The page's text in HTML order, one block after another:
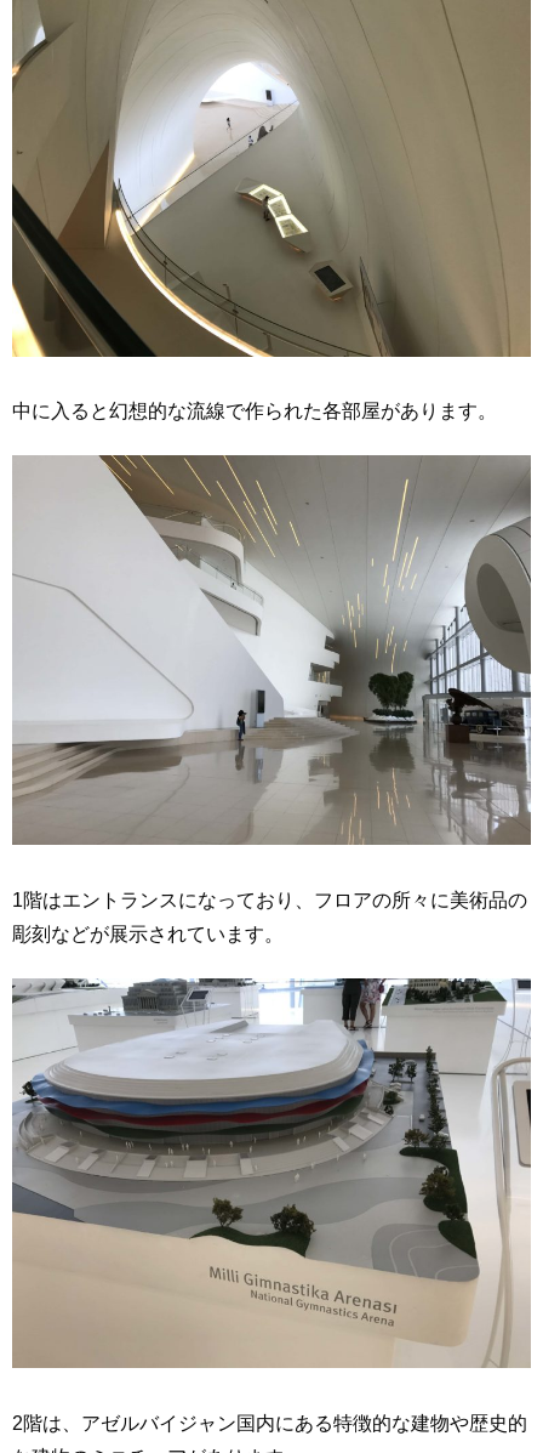
中に入ると幻想的な流線で作られた各部屋があります。
1階はエントランスになっており、フロアの所々に美術品の
彫刻などが展示されています。
2階は、アゼルバイジャン国内にある特徴的な建物や歴史的